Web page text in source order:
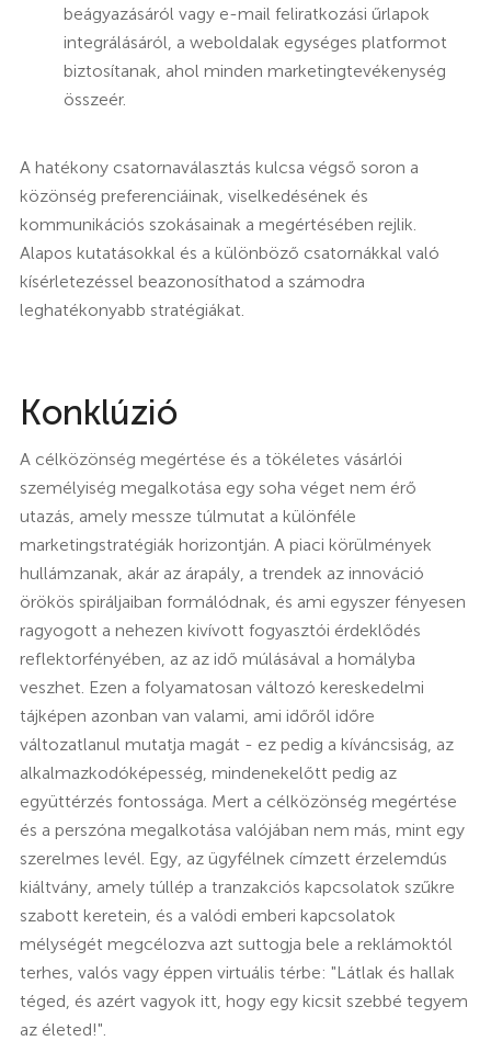
beágyazásáról vagy e-mail feliratkozási űrlapok
integrálásáról, a weboldalak egységes platformot
biztosítanak, ahol minden marketingtevékenység
összeér.
A hatékony csatornaválasztás kulcsa végső soron a
közönség preferenciáinak, viselkedésének és
kommunikációs szokásainak a megértésében rejlik.
Alapos kutatásokkal és a különböző csatornákkal való
kísérletezéssel beazonosíthatod a számodra
leghatékonyabb stratégiákat.
Konklúzió
A célközönség megértése és a tökéletes vásárlói
személyiség megalkotása egy soha véget nem érő
utazás, amely messze túlmutat a különféle
marketingstratégiák horizontján. A piaci körülmények
hullámzanak, akár az árapály, a trendek az innováció
örökös spiráljaiban formálódnak, és ami egyszer fényesen
ragyogott a nehezen kivívott fogyasztói érdeklődés
reflektorfényében, az az idő múlásával a homályba
veszhet. Ezen a folyamatosan változó kereskedelmi
tájképen azonban van valami, ami időről időre
változatlanul mutatja magát - ez pedig a kíváncsiság, az
alkalmazkodóképesség, mindenekelőtt pedig az
együttérzés fontossága. Mert a célközönség megértése
és a perszóna megalkotása valójában nem más, mint egy
szerelmes levél. Egy, az ügyfélnek címzett érzelemdús
kiáltvány, amely túllép a tranzakciós kapcsolatok szűkre
szabott keretein, és a valódi emberi kapcsolatok
mélységét megcélozva azt suttogja bele a reklámoktól
terhes, valós vagy éppen virtuális térbe: "Látlak és hallak
téged, és azért vagyok itt, hogy egy kicsit szebbé tegyem
az életed!".